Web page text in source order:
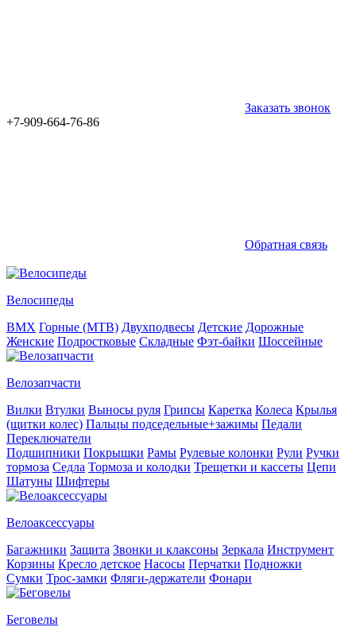
Заказать звонок
+7-909-664-76-86
Обратная связь
Велосипеды
BMX Горные (MTB) Двухподвесы Детские Дорожные
Женские Подростковые Складные Фэт-байки Шоссейные
Велозапчасти
Вилки Втулки Выносы руля Грипсы Каретка Колеса Крылья
(щитки колес) Пальцы подседельные+зажимы Педали
Переключатели
Подшипники Покрышки Рамы Рулевые колонки Рули Ручки
тормоза Седла Тормоза и колодки Трещетки и кассеты Цепи
Шатуны Шифтеры
Велоаксессуары
Багажники Защита Звонки и клаксоны Зеркала Инструмент
Корзины Кресло детское Насосы Перчатки Подножки
Сумки Трос-замки Фляги-держатели Фонари
Беговелы